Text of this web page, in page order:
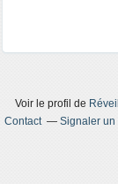
Voir le profil de
Contact
Signaler un